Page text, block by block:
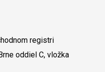
registri
oddiel C, vložka